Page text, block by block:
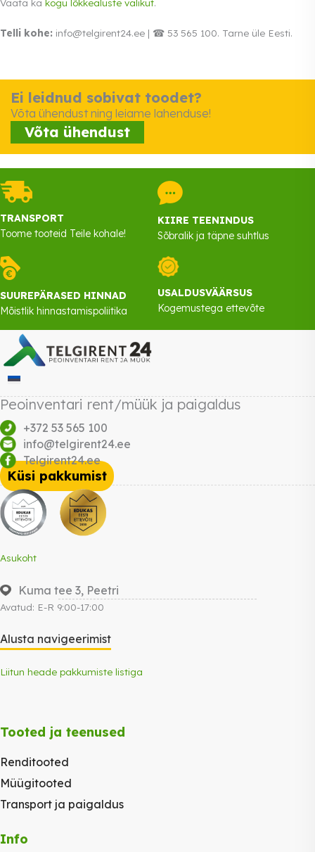
Telli kohe: info@telgirent24.ee | ☎ 53 565 100. Tarne üle Eesti.
Ei leidnud sobivat toodet?
Võta ühendust ning leiame lahenduse!
Võta ühendust
TRANSPORT
Toome tooteid Teile kohale!
KIIRE TEENINDUS
Sõbralik ja täpne suhtlus
SUUREPÄRASED HINNAD
Mõistlik hinnastamispoliitika
USALDUSVÄÄRSUS
Kogemustega ettevõte
Peoinventari rent/müük ja paigaldus
+372 53 565 100
info@telgirent24.ee
Telgirent24.ee
Küsi pakkumist
Asukoht
Kuma tee 3, Peetri
Avatud: E-R 9:00-17:00
Alusta navigeerimist
Liitun heade pakkumiste listiga
Tooted ja teenused
Renditooted
Müügitooted
Transport ja paigaldus
Info